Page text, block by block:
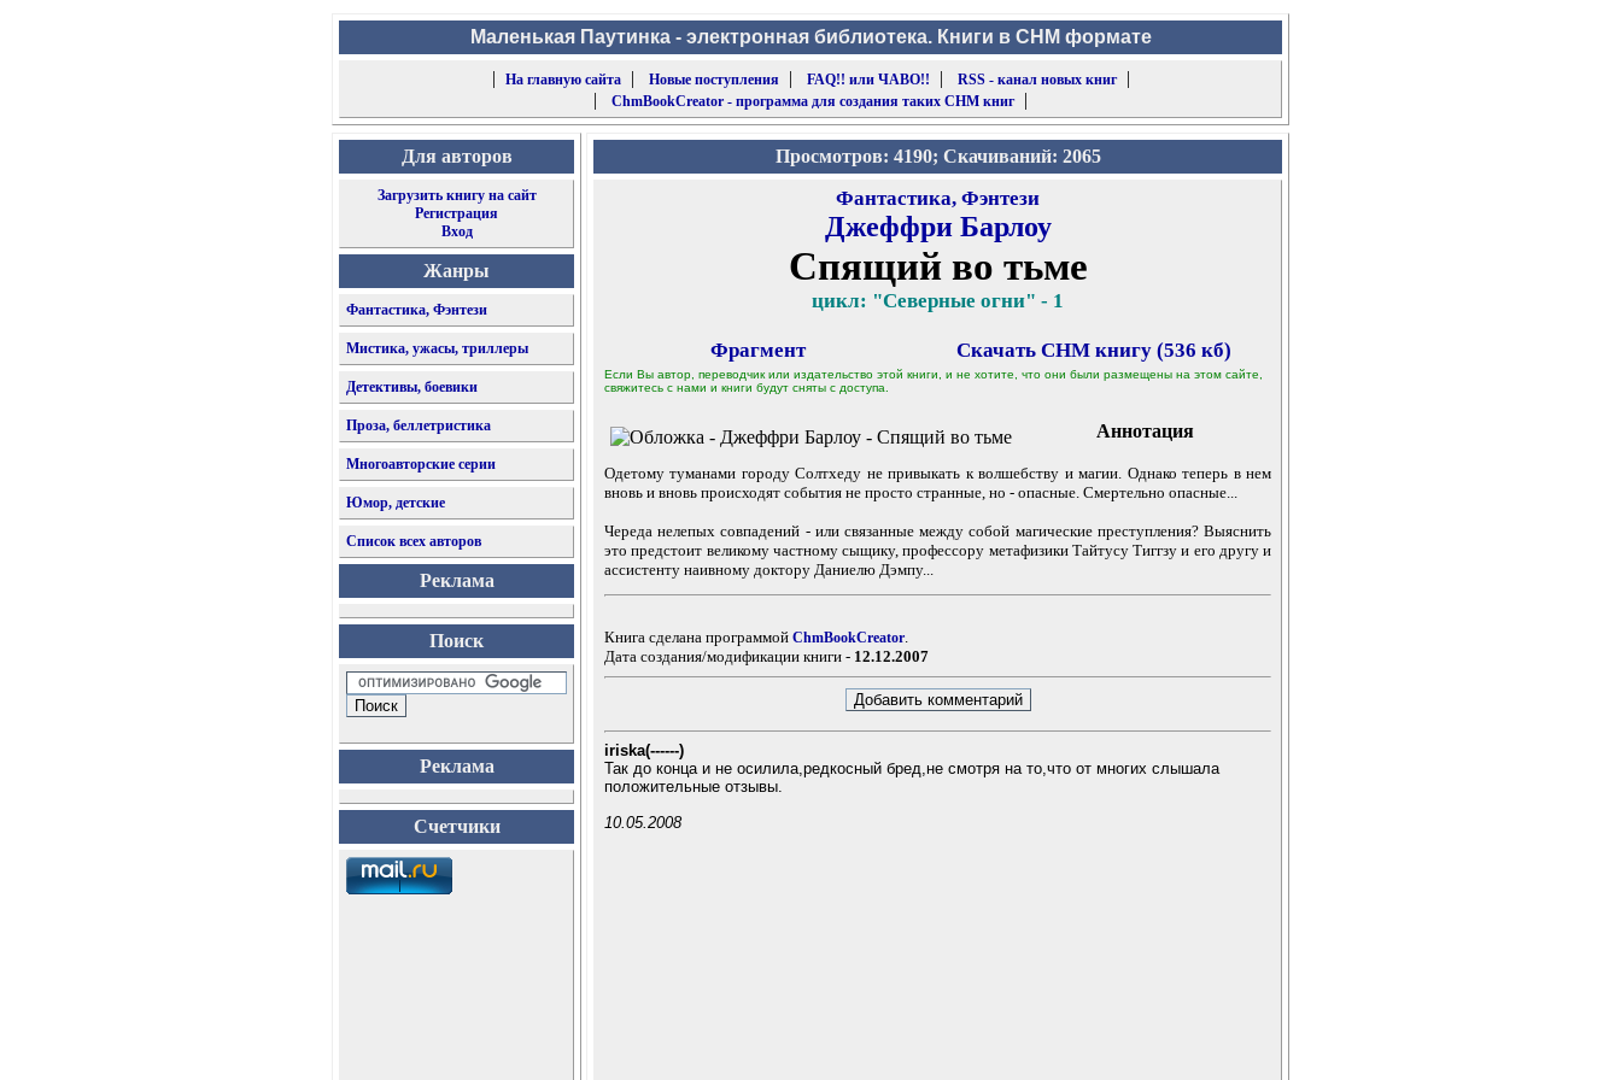
Маленькая Паутинка - электронная библиотека. Книги в CHM формате
|
На главную сайта| Новые поступления | FAQ!! или ЧАВО!! | RSS - канал новых книг|
|
ChmBookCreator - программа для создания таких CHM книг|
Для авторов
Загрузить книгу на сайт
Регистрация
Вход
Жанры
Фантастика, Фэнтези
Мистика, ужасы, триллеры
Детективы, боевики
Проза, беллетристика
Многоавторские серии
Юмор, детские
Список всех авторов
Реклама
Поиск
Реклама
Счетчики
Просмотров: 4190; Скачиваний: 2065
Фантастика, Фэнтези
Джеффри Барлоу
Спящий во тьме
цикл: "Северные огни" - 1
Фрагмент Скачать CHM книгу (536 кб)
Если Вы автор, переводчик или издательство этой книги, и не хотите, что они были размещены на этом сайте,
свяжитесь с нами и книги будут сняты с доступа.
Аннотация
Одетому туманами городу Солтхеду не привыкать к волшебству и магии. Однако теперь в нем
вновь и вновь происходят события не просто странные, но - опасные. Смертельно опасные...
Череда нелепых совпадений - или связанные между собой магические преступления? Выяснить
это предстоит великому частному сыщику, профессору метафизики Тайтусу Тиггзу и его другу и
ассистенту наивному доктору Даниелю Дэмпу...
Книга сделана программой ChmBookCreator.
Дата создания/модификации книги - 12.12.2007
iriska(------)
Так до конца и не осилила,редкосный бред,не смотря на то,что от многих слышала
положительные отзывы.
10.05.2008